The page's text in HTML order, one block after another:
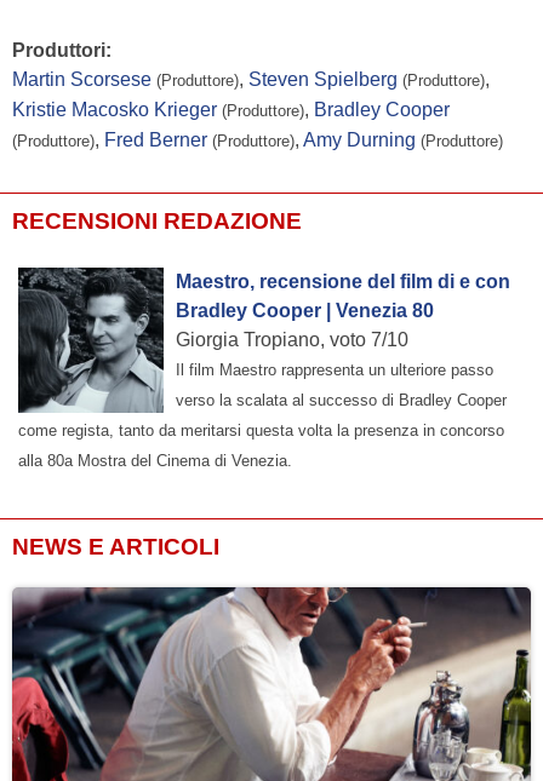
Produttori:
Martin Scorsese (Produttore), Steven Spielberg (Produttore),
Kristie Macosko Krieger (Produttore), Bradley Cooper
(Produttore), Fred Berner (Produttore), Amy Durning (Produttore)
RECENSIONI REDAZIONE
Maestro, recensione del film di e con
Bradley Cooper | Venezia 80
Giorgia Tropiano, voto 7/10
Il film Maestro rappresenta un ulteriore passo
verso la scalata al successo di Bradley Cooper
come regista, tanto da meritarsi questa volta la presenza in concorso
alla 80a Mostra del Cinema di Venezia.
NEWS E ARTICOLI